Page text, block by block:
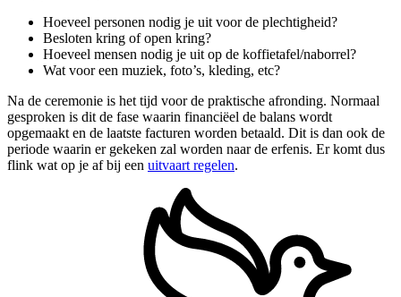
Hoeveel personen nodig je uit voor de plechtigheid?
Besloten kring of open kring?
Hoeveel mensen nodig je uit op de koffietafel/naborrel?
Wat voor een muziek, foto’s, kleding, etc?
Na de ceremonie is het tijd voor de praktische afronding. Normaal
gesproken is dit de fase waarin financiëel de balans wordt
opgemaakt en de laatste facturen worden betaald. Dit is dan ook de
periode waarin er gekeken zal worden naar de erfenis. Er komt dus
flink wat op je af bij een uitvaart regelen.